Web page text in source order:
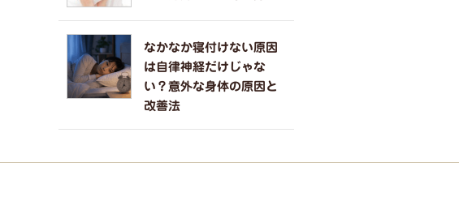
なかなか寝付けない原因
は自律神経だけじゃな
い？意外な身体の原因と
改善法